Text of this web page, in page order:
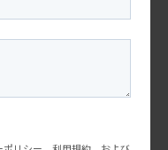
トエンドまでを一貫
シートを元に、様々
ェックを行います。
ストの設計・実施も